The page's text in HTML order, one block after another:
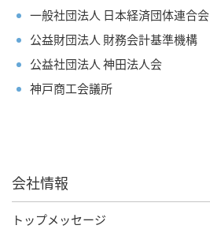
一般社団法人 日本経済団体連合会
公益財団法人 財務会計基準機構
公益社団法人 神田法人会
神戸商工会議所
会社情報
トップメッセージ